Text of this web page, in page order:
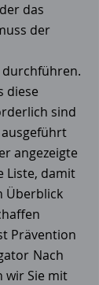
das
der
diese
sind
angezeigte
Liste, damit
Überblick
Prävention
Nach
wir Sie mit